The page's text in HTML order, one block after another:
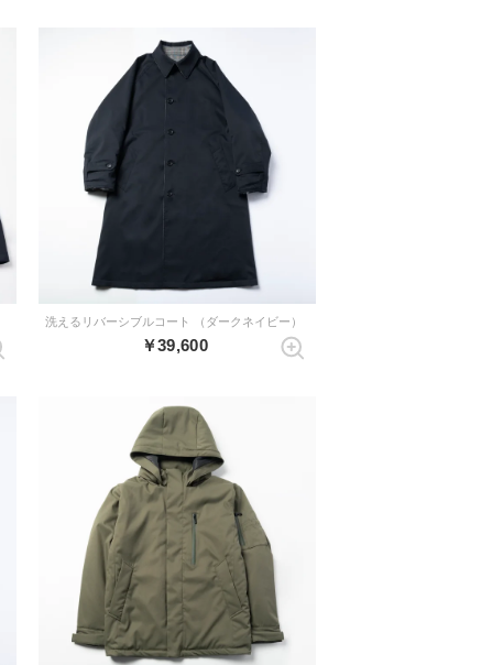
洗えるリバーシブルコート （ダークネイビー）
￥39,600